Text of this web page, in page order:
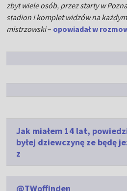
zbyt wiele osób, przez starty w
stadion i komplet widzów na
mistrzowski– opowiadał w
Jak miałem 14 lat,
byłej dziewczynę ze będę
z
@TWoffinden